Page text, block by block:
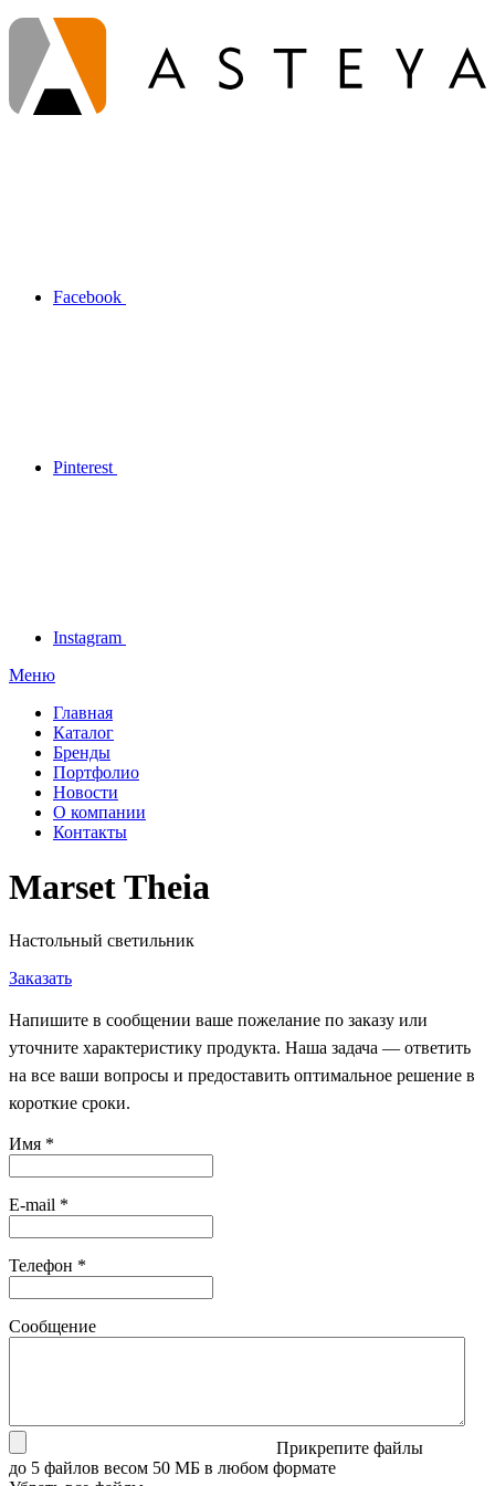
Facebook
Pinterest
Instagram
Меню
Главная
Каталог
Бренды
Портфолио
Новости
О компании
Контакты
Marset Theia
Настольный светильник
Заказать
Напишите в сообщении ваше пожелание по заказу или
уточните характеристику продукта. Наша задача — ответить
на все ваши вопросы и предоставить оптимальное решение в
короткие сроки.
Имя *
E-mail *
Телефон *
Сообщение
Прикрепите файлы
до 5 файлов весом 50 МБ в любом формате